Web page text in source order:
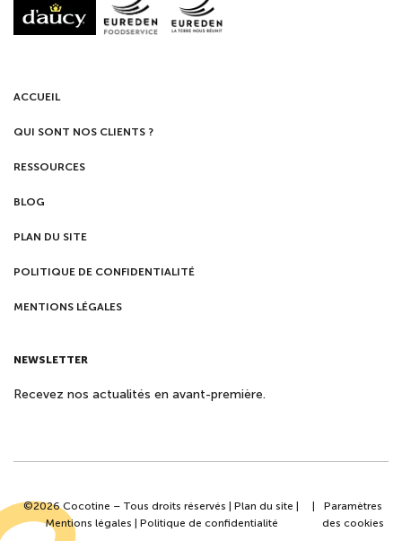
ACCUEIL
QUI SONT NOS CLIENTS ?
RESSOURCES
BLOG
PLAN DU SITE
POLITIQUE DE CONFIDENTIALITÉ
MENTIONS LÉGALES
NEWSLETTER
Recevez nos actualités en avant-première.
©2026 Cocotine – Tous droits réservés |Plan du site
Mentions légales
Politique de confidentialité
Paramètres
des cookies